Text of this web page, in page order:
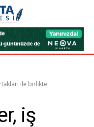
ile birlikte
iş